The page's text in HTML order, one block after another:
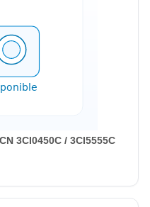
3CI0450C / 3CI5555C